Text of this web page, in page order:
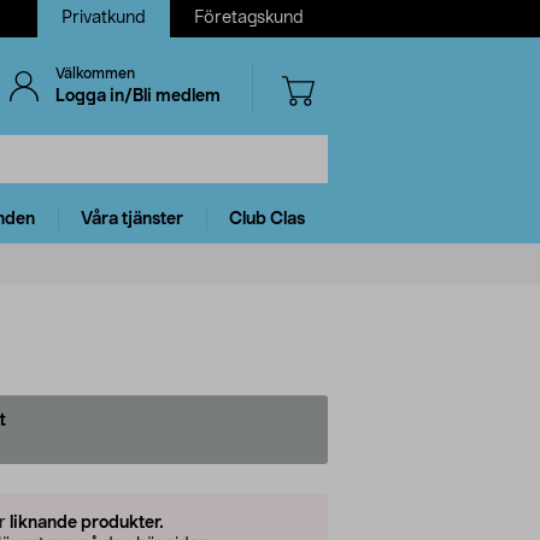
Privatkund Företagskund
Välkommen
Logga in/Bli medlem
Våra tjänster Club Clas
liknande produkter.